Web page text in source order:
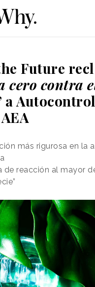
Future
cero contra
a
AEA
más rigurosa en la
de reacción al mayor